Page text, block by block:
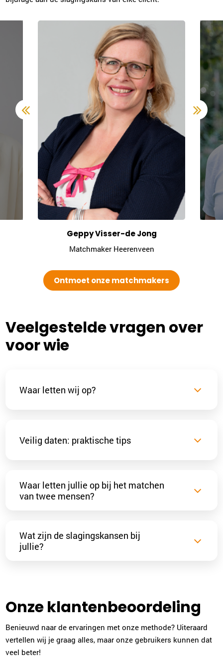
Monique Pasman
Matchmaker Leiden
Ontmoet onze matchmakers
Veelgestelde vragen over
voor wie
Waar letten wij op?
Veilig daten: praktische tips
Waar letten jullie op bij het matchen
van twee mensen?
Wat zijn de slagingskansen bij
jullie?
Onze klantenbeoordeling
Benieuwd naar de ervaringen met onze methode? Uiteraard
vertellen wij je graag alles, maar onze gebruikers kunnen dat
veel beter!